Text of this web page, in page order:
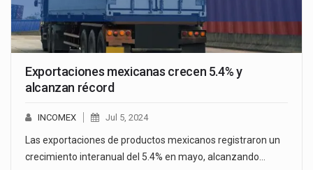
Exportaciones mexicanas crecen 5.4% y
alcanzan récord
INCOMEX Jul 5, 2024
Las exportaciones de productos mexicanos registraron un
crecimiento interanual del 5.4% en mayo, alcanzando…